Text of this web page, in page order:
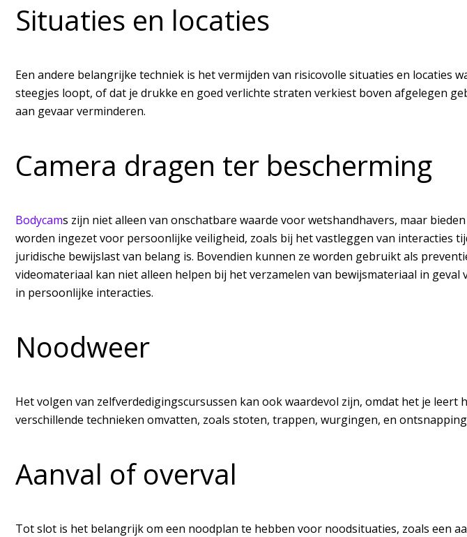
Situaties en locaties
Een andere belangrijke techniek is het vermijden van risicovolle situaties en locaties
steegjes loopt, of dat je drukke en goed verlichte straten verkiest boven afgelegen
aan gevaar verminderen.
Camera dragen ter bescherming
Bodycams zijn niet alleen van onschatbare waarde voor wetshandhavers, maar
worden ingezet voor persoonlijke veiligheid, zoals bij het vastleggen van
juridische bewijslast van belang is. Bovendien kunnen ze worden gebruikt als
videomateriaal kan niet alleen helpen bij het verzamelen van bewijsmateriaal in
in persoonlijke interacties.
Noodweer
Het volgen van zelfverdedigingscursussen kan ook waardevol zijn, omdat het je
verschillende technieken omvatten, zoals stoten, trappen, wurgingen, en
Aanval of overval
Tot slot is het belangrijk om een noodplan te hebben voor noodsituaties, zoals een